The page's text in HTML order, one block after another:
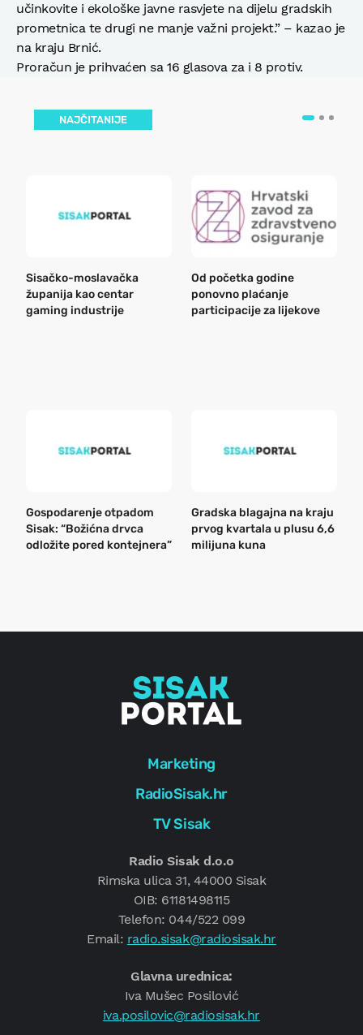
učinkovite i ekološke javne rasvjete na dijelu gradskih
prometnica te drugi ne manje važni projekt.” – kazao je
na kraju Brnić.
Proračun je prihvaćen sa 16 glasova za i 8 protiv.
NAJČITANIJE
Sisačko-moslavačka
županija kao centar
gaming industrije
Od početka godine
ponovno plaćanje
participacije za lijekove
Gospodarenje otpadom
Sisak: “Božićna drvca
odložite pored kontejnera”
Gradska blagajna na kraju
prvog kvartala u plusu 6,6
milijuna kuna
Marketing
RadioSisak.hr
TV Sisak
Radio Sisak d.o.o
Rimska ulica 31, 44000 Sisak
OIB: 61181498115
Telefon: 044/522 099
Email: radio.sisak@radiosisak.hr
Glavna urednica:
Iva Mušec Posilović
iva.posilovic@radiosisak.hr